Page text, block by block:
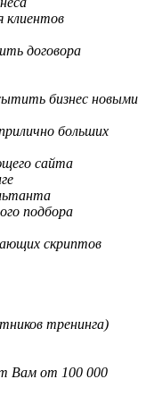
клиентов
договора
бизнес новыми
больших
сайта
подбора
скриптов
тренинга)
Вам от 100 000